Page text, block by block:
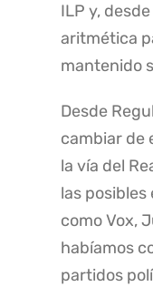
ILP y,
aritmética
mantenido
Desde
cambiar de
la vía del
las
como Vox,
habíamos
partidos